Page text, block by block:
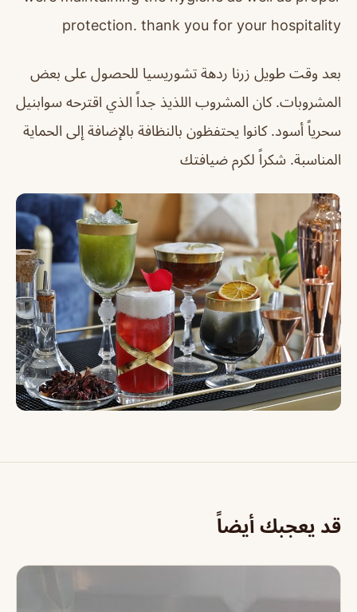
protection. thank you for your hospitality
بعد وقت طويل زرنا ردهة تشوريسيا للحصول على بعض
المشروبات. كان المشروب اللذيذ جداً الذي اقترحه سوابنيل
سحرياً أسود. كانوا يحتفظون بالنظافة بالإضافة إلى الحماية
المناسبة. شكراً لكرم ضيافتك
قد يعجبك أيضاً